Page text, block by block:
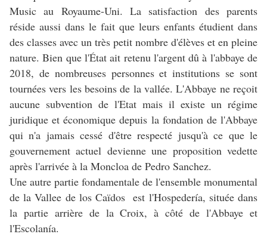
Music au Royaume-Uni. La satisfaction des parents
réside aussi dans le fait que leurs enfants étudient dans
des classes avec un très petit nombre d'élèves et en pleine
nature. Bien que l'État ait retenu l'argent dû à l'abbaye de
2018, de nombreuses personnes et institutions se sont
tournées vers les besoins de la vallée. L'Abbaye ne reçoit
aucune subvention de l'Etat mais il existe un régime
juridique et économique depuis la fondation de l'Abbaye
qui n'a jamais cessé d'être respecté jusqu'à ce que le
gouvernement actuel devienne une proposition vedette
après l'arrivée à la Moncloa de Pedro Sanchez.
Une autre partie fondamentale de l'ensemble monumental
de la Vallee de los Caïdos est l'Hospedería, située dans
la partie arrière de la Croix, à côté de l'Abbaye et
l'Escolanía.